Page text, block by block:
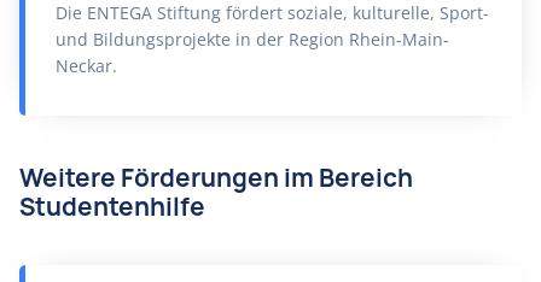
Die ENTEGA Stiftung fördert soziale, kulturelle, Sport-
und Bildungsprojekte in der Region Rhein-Main-
Neckar.
Weitere Förderungen im Bereich
Studentenhilfe